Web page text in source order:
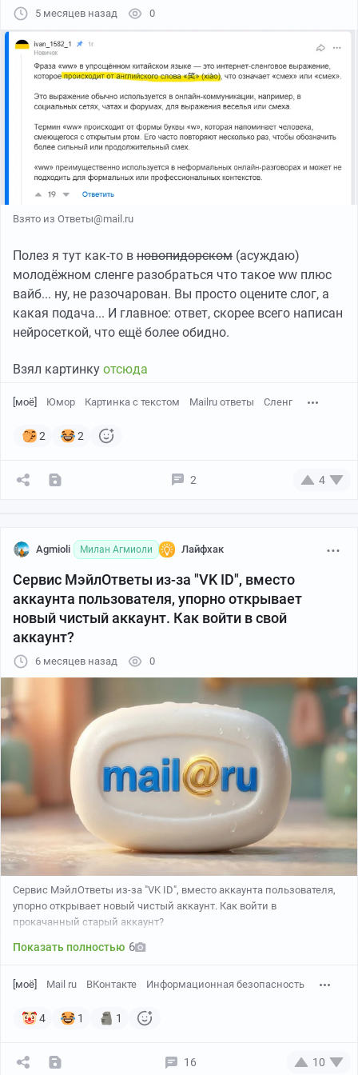
После бана автора, конечно же :) .
UPD: Г-н uvarov, с вашей солевой соседкой по
безделью.
Вместе вы можете следить за прогрессом нашего
тикета здесь:Как правильно писать bug-report в
Mail.ru
Ну про ВК говорить - это воду в ступе толочь, но
5 месяцев назад 0
Взято из Ответы@mail.ru
Полез я тут как-то в новопидорском (асуждаю)
молодёжном сленге разобраться что такое ww плюс
вайб... ну, не разочарован. Вы просто оцените слог, а
какая подача... И главное: ответ, скорее всего написан
нейросеткой, что ещё более обидно.
Взял картинку отсюда
[моё] Юмор Картинка с текстом Mailru ответы Сленг
2 2
2 4
Agmioli Милан Агмиоли Лайфхак
Сервис МэйлОтветы из-за "VK ID", вместо
аккаунта пользователя, упорно открывает
новый чистый аккаунт. Как войти в свой
аккаунт?
6 месяцев назад 0
Сервис МэйлОтветы из-за "VK ID", вместо аккаунта пользователя,
упорно открывает новый чистый аккаунт. Как войти в
прокачанный старый аккаунт?
Показать полностью 6
[моё] Mail ru ВКонтакте Информационная безопасность
4 1 1
16 10